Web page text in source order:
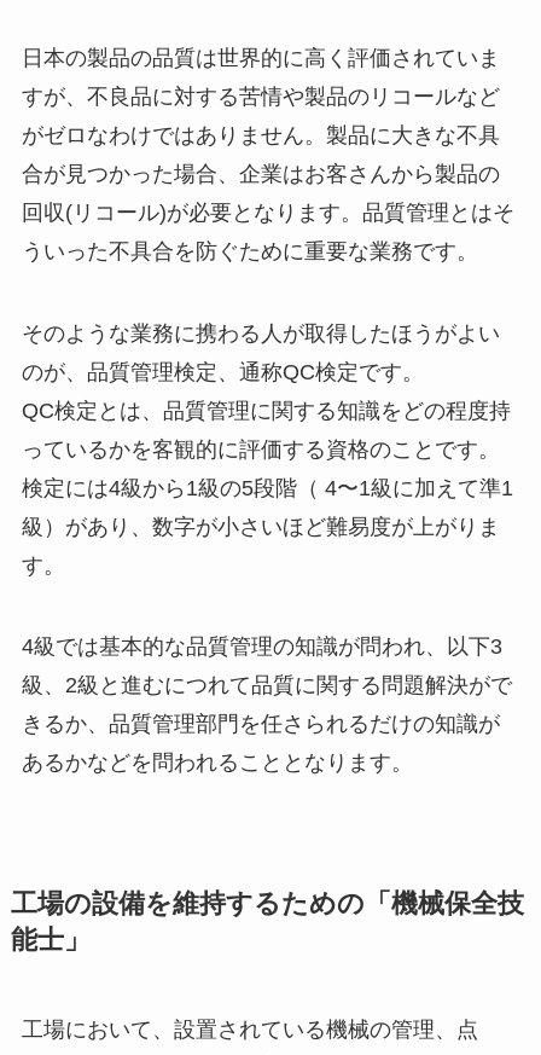
日本の製品の品質は世界的に高く評価されていま
すが、不良品に対する苦情や製品のリコールなど
がゼロなわけではありません。製品に大きな不具
合が見つかった場合、企業はお客さんから製品の
回収(リコール)が必要となります。品質管理とはそ
ういった不具合を防ぐために重要な業務です。
そのような業務に携わる人が取得したほうがよい
のが、品質管理検定、通称QC検定です。
QC検定とは、品質管理に関する知識をどの程度持
っているかを客観的に評価する資格のことです。
検定には4級から1級の5段階（ 4〜1級に加えて準1
級）があり、数字が小さいほど難易度が上がりま
す。
4級では基本的な品質管理の知識が問われ、以下3
級、2級と進むにつれて品質に関する問題解決がで
きるか、品質管理部門を任さられるだけの知識が
あるかなどを問われることとなります。
工場の設備を維持するための「機械保全技
能士」
工場において、設置されている機械の管理、点